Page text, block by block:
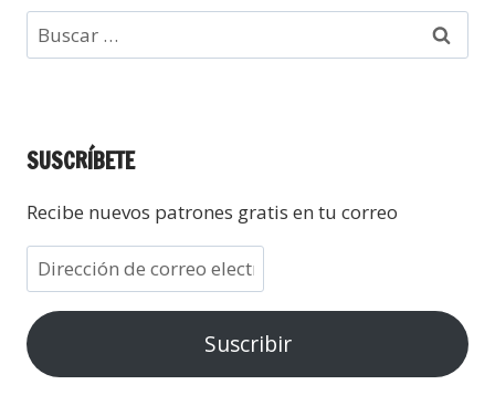
SUSCRÍBETE
Recibe nuevos patrones gratis en tu correo
Suscribir